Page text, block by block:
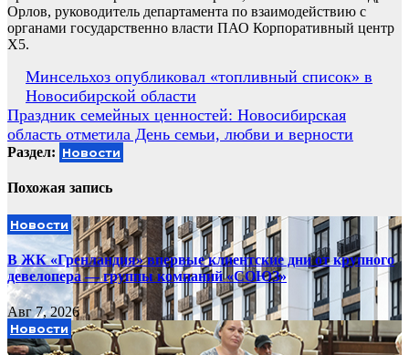
Орлов, руководитель департамента по взаимодействию с
органами государственно власти ПАО Корпоративный центр
X5.
Навигация
по
записям
Минсельхоз опубликовал «топливный список» в
Новосибирской области
Праздник семейных ценностей: Новосибирская
область отметила День семьи, любви и верности
Раздел: Новости
Похожая запись
Новости
В ЖК «Гренландия» впервые клиентские дни от крупного
девелопера — группы компаний «СОЮЗ»
Авг 7, 2026
Новости